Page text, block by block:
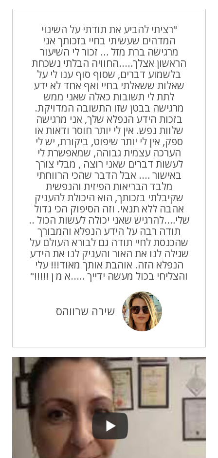
"רציתי להביע את תודתי על השינוי
המדהים שעשיתי בחיי בזכותך אני
מרגישה ברת מזל … זכור לי השיעור
הראשון אצלך…..החוויה הבלתי נשכחת
בלשמוע דברים, שסוף סוף ענו לי על
שאלות ששאלתי בחיי ואף אחד לא ידע
לתת לי תשובות כאלה שאני ממש
מרגישה בבטן שזו התשובה המדויקת.
בזכות הידע הנפלא שלך, אני מרגישה
שלוות נפש. אין לי יותר חוסר ודאות או
ספק, אין לי יותר שיפוט, ביקורת, יש לי
הערכה עצמית גבוהה, שמאפשרת לי
לעשות דברים שאני רוצה , מבלי צורך
באישור …. אבל הדבר שהכי הרווחתי
מלבד הבריאות הפיזית והנפשית
שקיבלתי בזכותך, הוא היכולת להעניק
אהבה ללא תנאי. וזה הסיפוק הכי גדול
שלי….להרגיש שאני יכולה לעשות הכול ..
תודה רבה על הידע הנפלא והמבורך
שהכנסת לחיי תודה גם לבורא העולם על
שגילה לנו את האור והעניק לנו את הידע
הנפלא הזה. אוהבת אותך מאוד!!! עלי
והצליחי בכול מעשה ידייך …..א מ ן !!!!!"
שירה שרווהס